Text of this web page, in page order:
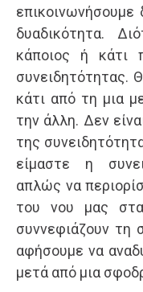
επικοινωνήσουμε
δυαδικότητα.
κάποιος ή κάτι
συνειδητότητας.
κάτι από τη μια
την άλλη. Δεν
της
είμαστε η
απλώς να
του νου μας
συννεφιάζουν τη
αφήσουμε να
μετά από μια